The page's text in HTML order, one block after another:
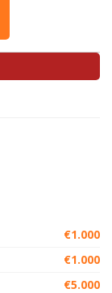
€1.000
€1.000
€5.000